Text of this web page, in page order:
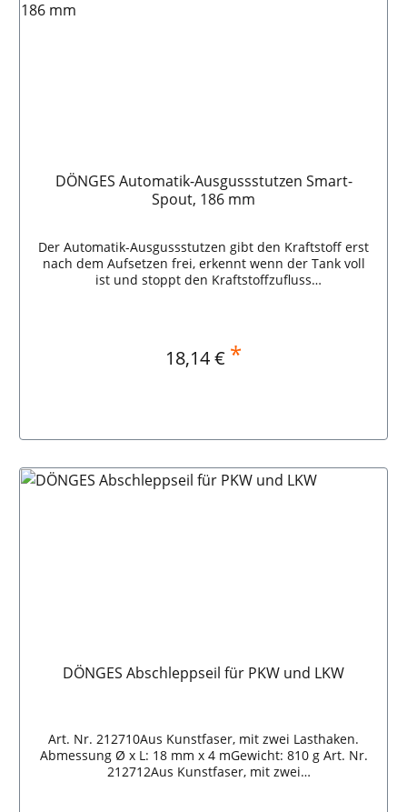
DÖNGES Automatik-Ausgussstutzen Smart-
Spout, 186 mm
Der Automatik-Ausgussstutzen gibt den Kraftstoff erst
nach dem Aufsetzen frei, erkennt wenn der Tank voll
ist und stoppt den Kraftstoffzufluss
passt auf die Dönges Stahlblech-Benzinkanister mit 5 L
und 10 L Volumen. Merkmale:kleckerfreies Befüllen,
Regulärer Preis:
18,14 € *
In den Warenkorb
DÖNGES Abschleppseil für PKW und LKW
Art. Nr. 212710Aus Kunstfaser, mit zwei Lasthaken.
Abmessung Ø x L: 18 mm x 4 mGewicht: 810 g Art. Nr.
212712Aus Kunstfaser, mit zwei